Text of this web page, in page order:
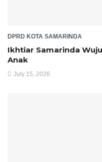
DPRD KOTA SAMARINDA
Ikhtiar Samarinda
Anak
July 15, 2026